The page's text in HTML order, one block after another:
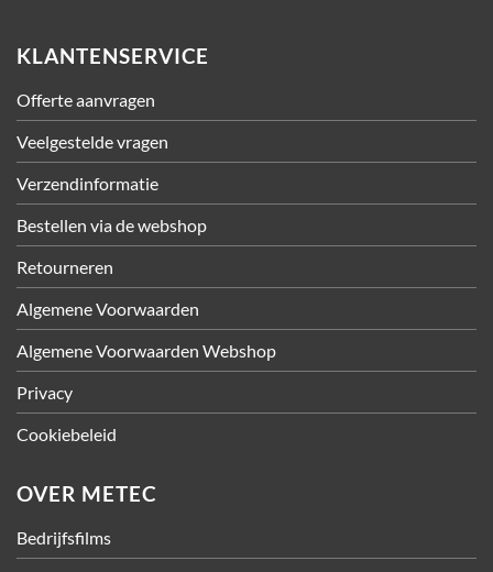
KLANTENSERVICE
Offerte aanvragen
Veelgestelde vragen
Verzendinformatie
Bestellen via de webshop
Retourneren
Algemene Voorwaarden
Algemene Voorwaarden Webshop
Privacy
Cookiebeleid
OVER METEC
Bedrijfsfilms